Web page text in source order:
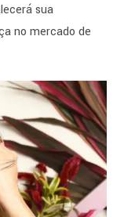
sua
no mercado de